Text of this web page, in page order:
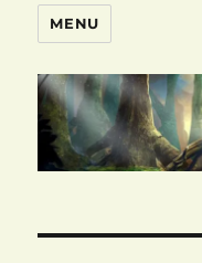
MENU